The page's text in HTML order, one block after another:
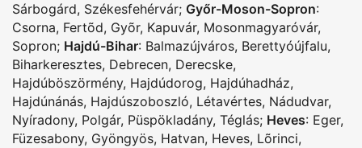
Sárbogárd, Székesfehérvár; Győr-Moson-Sopron:
Csorna, Fertõd, Gyõr, Kapuvár, Mosonmagyaróvár,
Sopron; Hajdú-Bihar: Balmazújváros, Berettyóújfalu,
Biharkeresztes, Debrecen, Derecske,
Hajdúböszörmény, Hajdúdorog, Hajdúhadház,
Hajdúnánás, Hajdúszoboszló, Létavértes, Nádudvar,
Nyíradony, Polgár, Püspökladány, Téglás; Heves: Eger,
Füzesabony, Gyöngyös, Hatvan, Heves, Lõrinci,